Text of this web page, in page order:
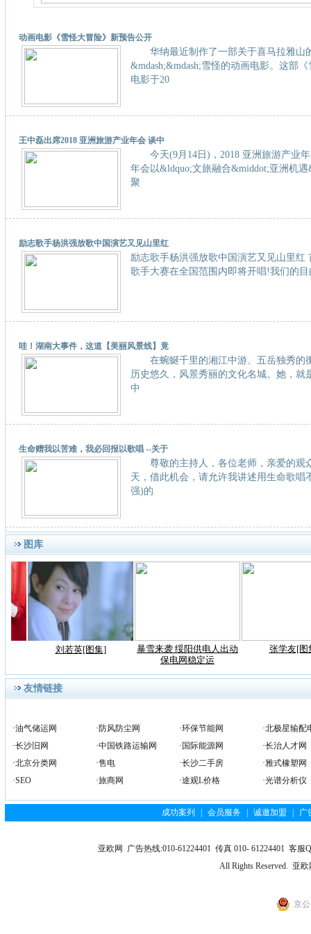
动画电影《雪怪大冒险》新预告公开
华纳最近制作了一部关于喜马拉雅山
&mdash;&mdash;雪怪的动画电影。这部
电影于20
王中磊出席2018 亚洲旅游产业年会 谈中
今天(9月14日)，2018 亚洲旅游产业年
年会以&ldquo;文旅融合&middot;亚洲机
聚
励志歌手杨洪强放歌中国演艺又见山里红
励志歌手杨洪强放歌中国演艺又见山里红
歌手大赛在全国范围内即将开唱!我们的
哇！湖南大事件，这道【美丽风景线】竟
在蜿蜒千里的湘江中游、五岳独秀的
历史悠久，风景秀丽的文化名城。她，就
中
生命赠我以苦难，我必回报以歌唱 --关于
尊敬的主持人，各位老师，亲爱的
天，借此机会，请允许我讲述用生命歌唱
强)的
图库
刘若英[图集]
暴雪来袭 绥阳供电人出动
保电网稳定运
张学友[图
友情链接
·油气储运网 ·防风防尘网 ·环保节能网 ·北极星输配
·长沙旧网 ·中国铁路运输网 · 国际能源网 ·长治人才网
·北京分类网 ·售电 ·长沙二手房 ·雅式橡塑网
·SEO ·旅商网 ·途观L价格 ·光谱分析仪
成功案列 会员服务 诚邀加盟 广
亚欧网 广告热线:010-61224401 传真 010- 61224401 客服
All Rights Reserved. 亚
京公